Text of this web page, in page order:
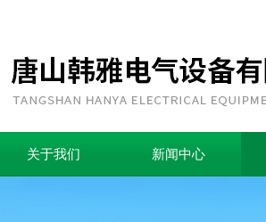
关于我们 新闻中心